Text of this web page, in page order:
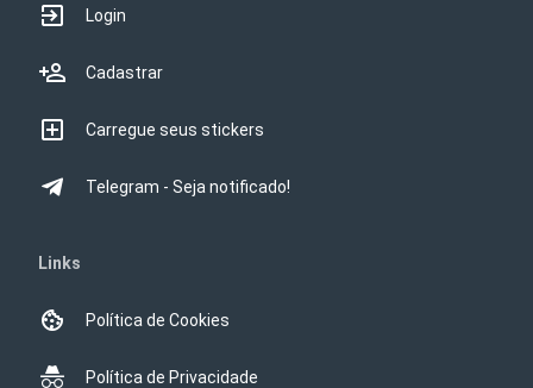
Login
Cadastrar
Carregue seus stickers
Telegram - Seja notificado!
Links
Política de Cookies
Política de Privacidade